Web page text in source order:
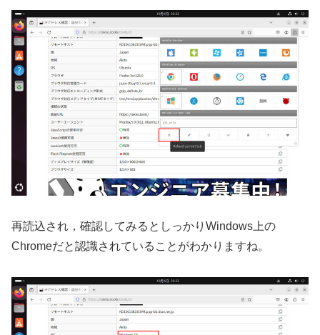
再読込され，確認してみるとしっかりWindows上の
Chromeだと認識されていることがわかりますね。